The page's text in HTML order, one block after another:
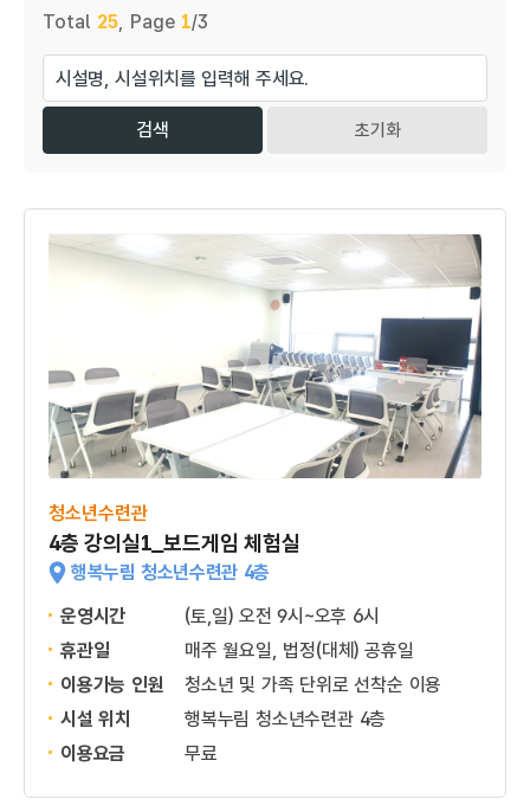
Total 25, Page 1/3
초기화
청소년수련관
4층 강의실1_보드게임 체험실
행복누림 청소년수련관 4층
운영시간
(토,일) 오전 9시~오후 6시
휴관일
매주 월요일, 법정(대체) 공휴일
이용가능 인원
청소년 및 가족 단위로 선착순 이용
시설 위치
행복누림 청소년수련관 4층
이용요금
무료